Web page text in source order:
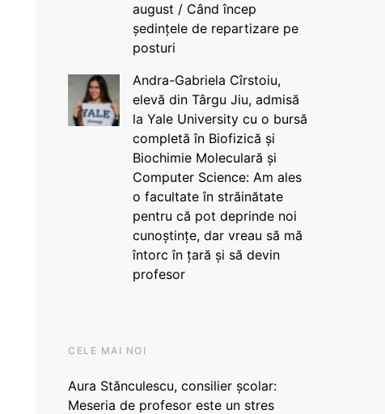
august / Când încep
ședințele de repartizare pe
posturi
Andra-Gabriela Cîrstoiu,
elevă din Târgu Jiu, admisă
la Yale University cu o bursă
completă în Biofizică și
Biochimie Moleculară și
Computer Science: Am ales
o facultate în străinătate
pentru că pot deprinde noi
cunoștințe, dar vreau să mă
întorc în țară și să devin
profesor
CELE MAI NOI
Aura Stănculescu, consilier școlar:
Meseria de profesor este un stres